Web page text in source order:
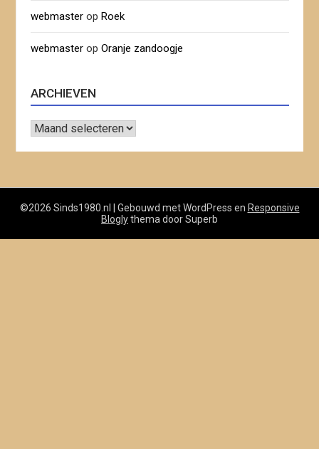
webmaster opRoek
webmaster opOranje zandoogje
ARCHIEVEN
Archieven
©2026 Sinds1980.nl | Gebouwd met WordPress en Responsive
Bloglythema door Superb